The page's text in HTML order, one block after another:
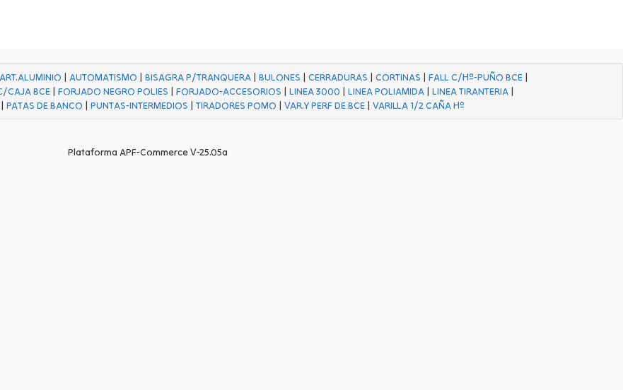
ART.ALUMINIO | AUTOMATISMO | BISAGRA P/TRANQUERA| BULONES | CERRADURAS | CORTINAS | FALL C/Hº-PUÑO BCE|
CAJA BCE |FORJADO NEGRO POLIES |FORJADO-ACCESORIOS |LINEA 3000 |LINEA POLIAMIDA |LINEA TIRANTERIA |
| PATAS DE BANCO | PUNTAS-INTERMEDIOS | TIRADORES POMO | VAR.Y PERF DE BCE| VARILLA 1/2 CAÑA Hº
Plataforma APF-Commerce V-25.05a